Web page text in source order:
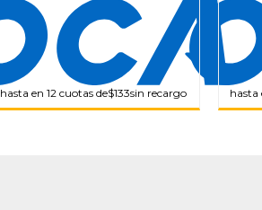
hasta en 12 cuotas de$133sin recargo hasta